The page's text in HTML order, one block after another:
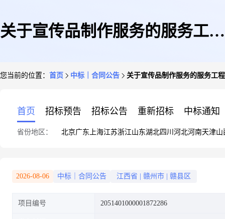
关于宣传品制作服务的服务工程
您当前的位置： 首页 中标｜合同公告 关于宣传品制作服务的服务工
首页 招标预告 招标公告 重新招标 中标通知
省份地区： 北京广东 上海江苏浙江山东湖北四川 河北河南天津山
2026-08-06 中标｜合同公告 江西省 赣州市 赣县区
项目编号 2051401000001872286